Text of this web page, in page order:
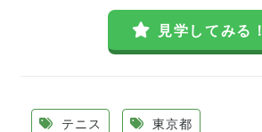
見学してみる！
テニス 東京都